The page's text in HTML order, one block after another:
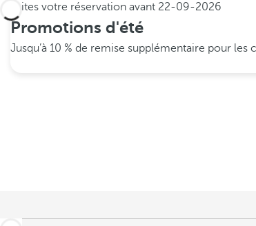
Faites votre réservation avant 22-09-2026
Promotions d'été
Jusqu’à 10 % de remise supplémentaire pour les